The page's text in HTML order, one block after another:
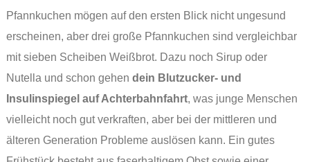
Pfannkuchen mögen auf den ersten Blick nicht ungesund
erscheinen, aber drei große Pfannkuchen sind vergleichbar
mit sieben Scheiben Weißbrot. Dazu noch Sirup oder
Nutella und schon gehen dein Blutzucker- und
Insulinspiegel auf Achterbahnfahrt, was junge Menschen
vielleicht noch gut verkraften, aber bei der mittleren und
älteren Generation Probleme auslösen kann. Ein gutes